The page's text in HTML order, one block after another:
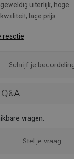
geweldig uiterlijk, hoge
kwaliteit, lage prijs
reactie
Schrijf je beoordeling.
vragen.
Stel je vraag.